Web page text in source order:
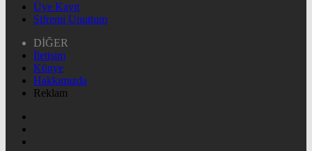
Üye Kayıt
Şifremi Unuttum
DİĞER
İletişim
Künye
Hakkımızda
Reklam